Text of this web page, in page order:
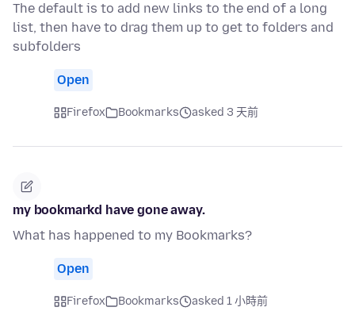
The default is to add new links to the end of a long
list, then have to drag them up to get to folders and
subfolders
Open
Firefox Bookmarks asked 3 天前
my bookmarkd have gone away.
What has happened to my Bookmarks?
Open
Firefox Bookmarks asked 1 小時前